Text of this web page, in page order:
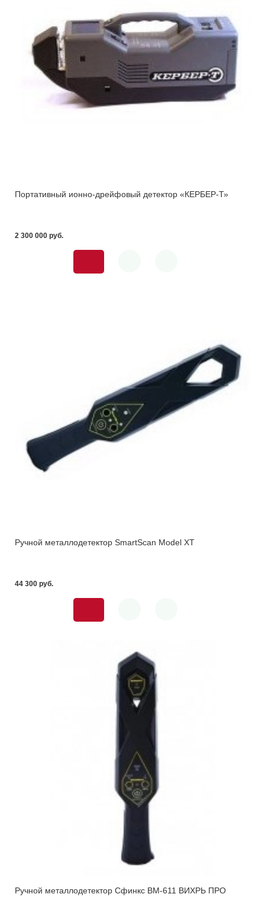
Портативный ионно-дрейфовый детектор «КЕРБЕР-Т»
2 300 000 pуб.
Ручной металлодетектор SmartScan Model XT
44 300 pуб.
Ручной металлодетектор Сфинкс ВМ-611 ВИХРЬ ПРО